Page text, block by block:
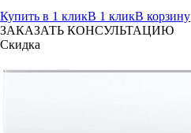
Купить в 1 кликВ 1 кликВ корзину
ЗАКАЗАТЬ КОНСУЛЬТАЦИЮ
Скидка